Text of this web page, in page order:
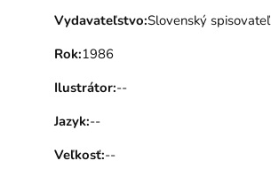
Vydavateľstvo:Slovenský spisovateľ
Rok:1986
Ilustrátor:--
Jazyk:--
Veľkosť:--